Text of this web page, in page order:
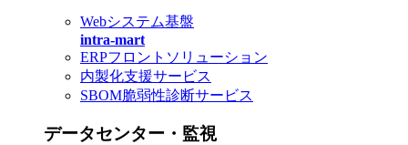
Webシステム基盤
intra-mart
ERPフロントソリューション
内製化支援サービス
SBOM脆弱性診断サービス
データセンター・監視